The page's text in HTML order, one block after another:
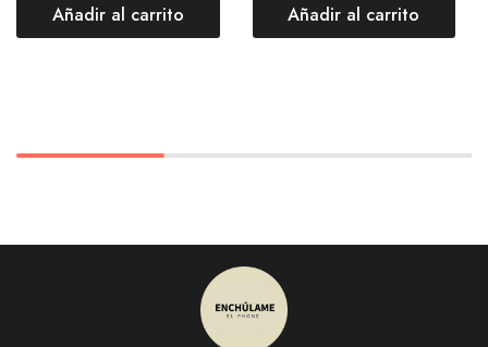
Añadir al carrito Añadir al carrito